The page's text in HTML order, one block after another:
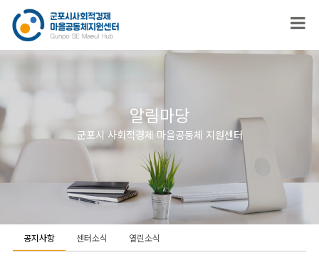
알림마당
군포시 사회적경제 마을공동체 지원센터
공지사항 센터소식 열린소식